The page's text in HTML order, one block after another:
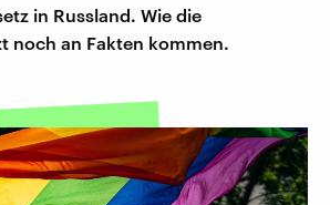
in Russland. Wie die
noch an Fakten kommen.